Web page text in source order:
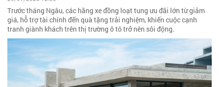
Trước tháng Ngâu, các hãng xe đồng loạt tung ưu đãi lớn từ giảm
giá, hỗ trợ tài chính đến quà tặng trải nghiệm, khiến cuộc cạnh
tranh giành khách trên thị trường ô tô trở nên sôi động.